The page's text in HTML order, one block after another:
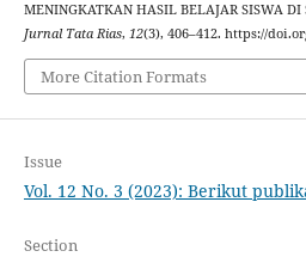
MENINGKATKAN HASIL BELAJAR SISWA DI
Jurnal Tata Rias, 12(3), 406–412. https://
More Citation Formats
Issue
Vol. 12 No. 3 (2023): Berikut
Section